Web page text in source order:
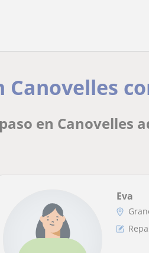
Canovelles
en Canovelles
Eva